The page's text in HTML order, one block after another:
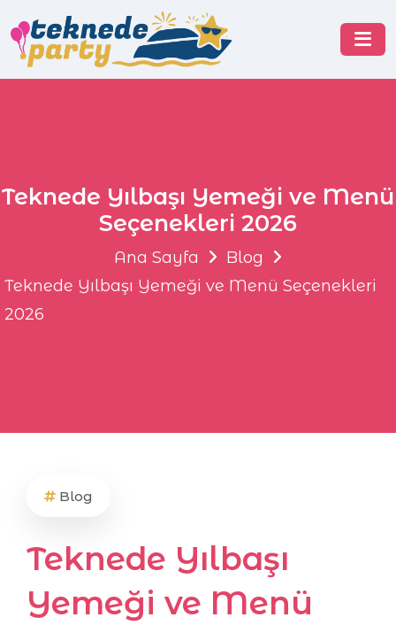
Teknede Yılbaşı Yemeği ve Menü
Seçenekleri 2026
Ana Sayfa
Blog
Teknede Yılbaşı Yemeği ve Menü Seçenekleri
2026
Blog
Teknede Yılbaşı
Yemeği ve Menü